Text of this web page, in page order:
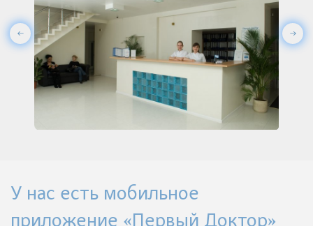
У нас есть мобильное
приложение «Первый Доктор»